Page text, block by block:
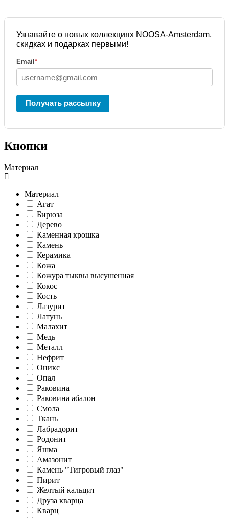
Узнавайте о новых коллекциях NOOSA-Amsterdam,
скидках и подарках первыми!
Email *
Получать рассылку
Кнопки
Материал
Материал
Агат
Бирюза
Дерево
Каменная крошка
Камень
Керамика
Кожа
Кожура тыквы высушенная
Кокос
Кость
Лазурит
Латунь
Малахит
Медь
Металл
Нефрит
Оникс
Опал
Раковина
Раковина абалон
Смола
Ткань
Лабрадорит
Родонит
Яшма
Амазонит
Камень "Тигровый глаз"
Пирит
Желтый кальцит
Друза кварца
Кварц